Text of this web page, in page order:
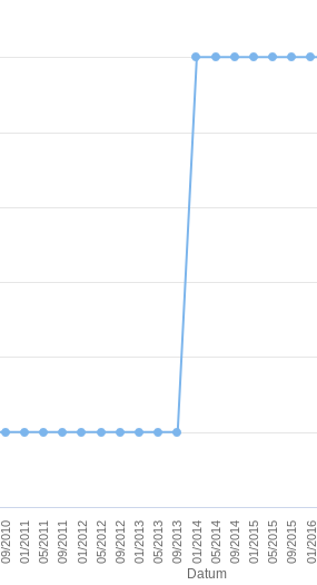
Datum
09/2010 01/2011 05/2011 09/2011 01/2012 05/2012 09/2012 01/2013 05/2013 09/2013 01/2014 05/2014 09/2014 01/2015 05/2015 09/2015 01/2016